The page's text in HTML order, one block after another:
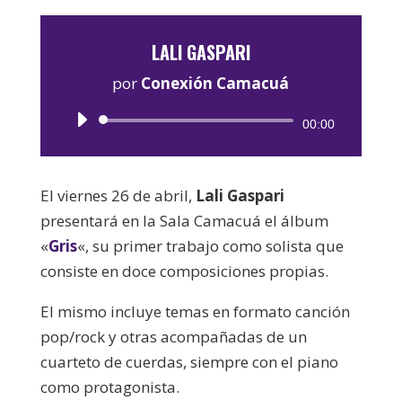
LALI GASPARI
por Conexión Camacuá
Reproductor
00:00
El viernes 26 de abril, Lali Gaspari
presentará en la Sala Camacuá el álbum
«Gris«, su primer trabajo como solista que
consiste en doce composiciones propias.
El mismo incluye temas en formato canción
pop/rock y otras acompañadas de un
cuarteto de cuerdas, siempre con el piano
como protagonista.